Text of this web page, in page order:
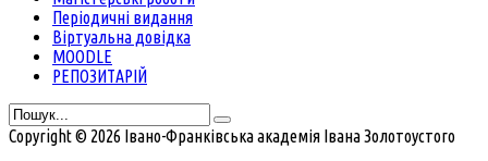
Періодичні видання
Віртуальна довідка
MOODLE
РЕПОЗИТАРІЙ
Copyright © 2026 Івано-Франківська академія Івана Золотоустого